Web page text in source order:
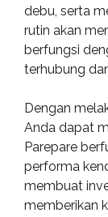
debu, serta
rutin akan
berfungsi
terhubung
Dengan
Anda dapat
Parepare
performa
membuat
memberikan